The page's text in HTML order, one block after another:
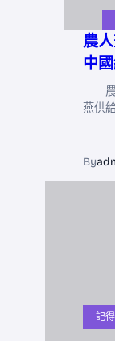
農
中
農
燕供
By
記得